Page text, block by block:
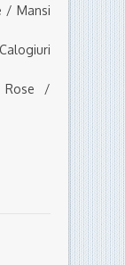
/ Mansi
Rose /